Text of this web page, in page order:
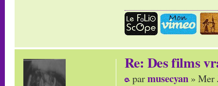
Re: Des films
parmusecyan » Mer